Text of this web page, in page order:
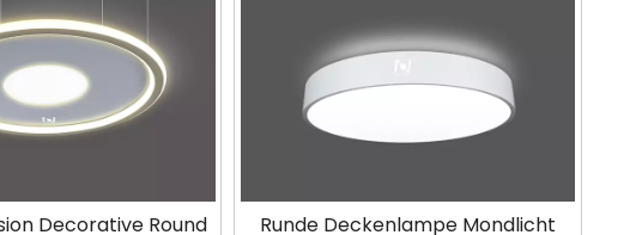
Decorative Round
Runde Deckenlampe Mondlicht